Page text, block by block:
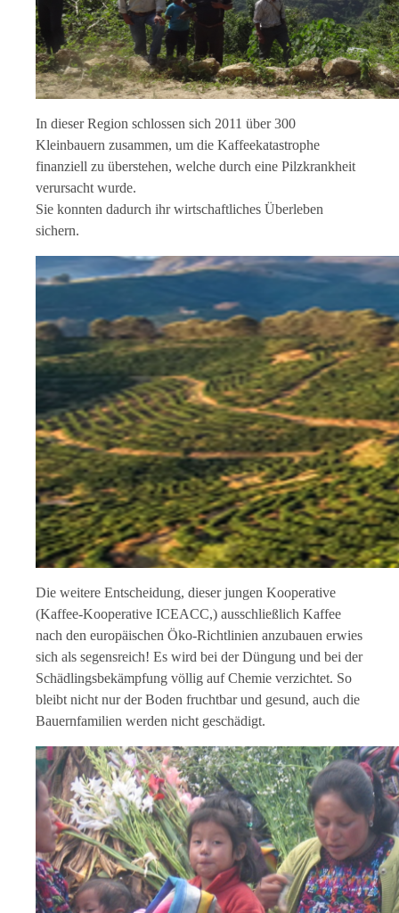
In dieser Region schlossen sich 2011 über 300
Kleinbauern zusammen, um die Kaffeekatastrophe
finanziell zu überstehen, welche durch eine Pilzkrankheit
verursacht wurde.
Sie konnten dadurch ihr wirtschaftliches Überleben
sichern.
Die weitere Entscheidung, dieser jungen Kooperative
(Kaffee-Kooperative ICEACC,) ausschließlich Kaffee
nach den europäischen Öko-Richtlinien anzubauen erwies
sich als segensreich! Es wird bei der Düngung und bei der
Schädlingsbekämpfung völlig auf Chemie verzichtet. So
bleibt nicht nur der Boden fruchtbar und gesund, auch die
Bauernfamilien werden nicht geschädigt.